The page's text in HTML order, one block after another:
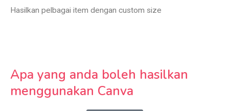
Hasilkan pelbagai item dengan custom size
Apa yang anda boleh hasilkan
menggunakan Canva